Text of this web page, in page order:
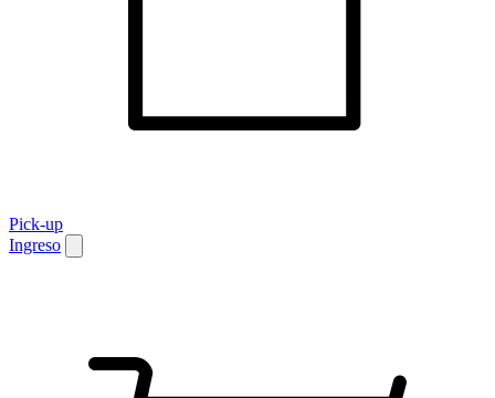
Pick-up
Ingreso